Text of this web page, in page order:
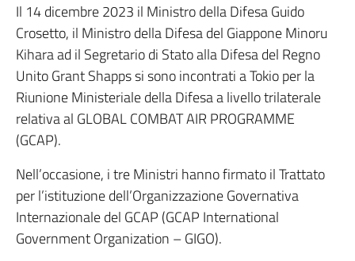
Il 14 dicembre 2023 il Ministro della Difesa Guido
Crosetto, il Ministro della Difesa del Giappone Minoru
Kihara ad il Segretario di Stato alla Difesa del Regno
Unito Grant Shapps si sono incontrati a Tokio per la
Riunione Ministeriale della Difesa a livello trilaterale
relativa al GLOBAL COMBAT AIR PROGRAMME
(GCAP).
Nell’occasione, i tre Ministri hanno firmato il Trattato
per l’istituzione dell’Organizzazione Governativa
Internazionale del GCAP (GCAP International
Government Organization – GIGO).